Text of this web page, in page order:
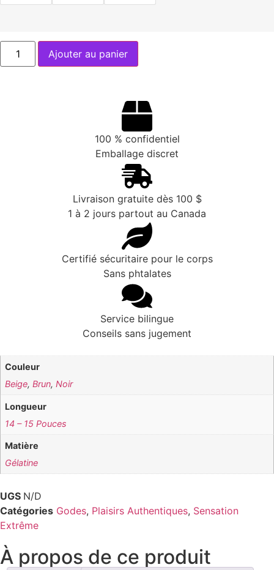
Ajouter au panier
100 % confidentiel
Emballage discret
Livraison gratuite dès 100 $
1 à 2 jours partout au Canada
Certifié sécuritaire pour le corps
Sans phtalates
Service bilingue
Conseils sans jugement
Couleur
Beige,Brun,Noir
Longueur
14 – 15 Pouces
Matière
Gélatine
UGS N/D
Catégories Godes, Plaisirs Authentiques, Sensation
Extrême
À propos de ce produit